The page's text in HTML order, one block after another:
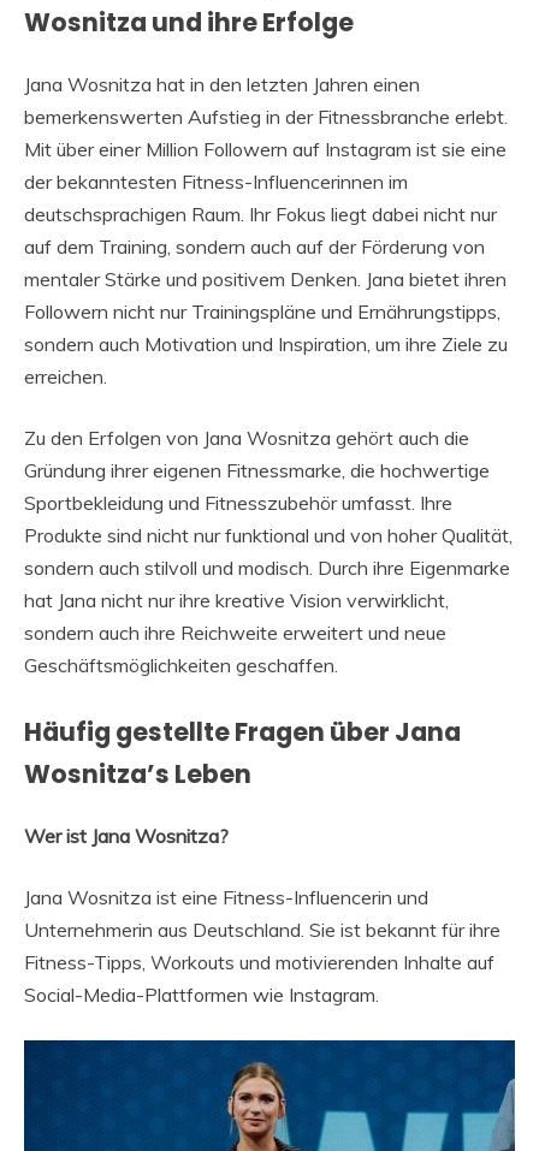
Wosnitza und ihre Erfolge
Jana Wosnitza hat in den letzten Jahren einen
bemerkenswerten Aufstieg in der Fitnessbranche erlebt.
Mit über einer Million Followern auf Instagram ist sie eine
der bekanntesten Fitness-Influencerinnen im
deutschsprachigen Raum. Ihr Fokus liegt dabei nicht nur
auf dem Training, sondern auch auf der Förderung von
mentaler Stärke und positivem Denken. Jana bietet ihren
Followern nicht nur Trainingspläne und Ernährungstipps,
sondern auch Motivation und Inspiration, um ihre Ziele zu
erreichen.
Zu den Erfolgen von Jana Wosnitza gehört auch die
Gründung ihrer eigenen Fitnessmarke, die hochwertige
Sportbekleidung und Fitnesszubehör umfasst. Ihre
Produkte sind nicht nur funktional und von hoher Qualität,
sondern auch stilvoll und modisch. Durch ihre Eigenmarke
hat Jana nicht nur ihre kreative Vision verwirklicht,
sondern auch ihre Reichweite erweitert und neue
Geschäftsmöglichkeiten geschaffen.
Häufig gestellte Fragen über Jana
Wosnitza’s Leben
Wer ist Jana Wosnitza?
Jana Wosnitza ist eine Fitness-Influencerin und
Unternehmerin aus Deutschland. Sie ist bekannt für ihre
Fitness-Tipps, Workouts und motivierenden Inhalte auf
Social-Media-Plattformen wie Instagram.